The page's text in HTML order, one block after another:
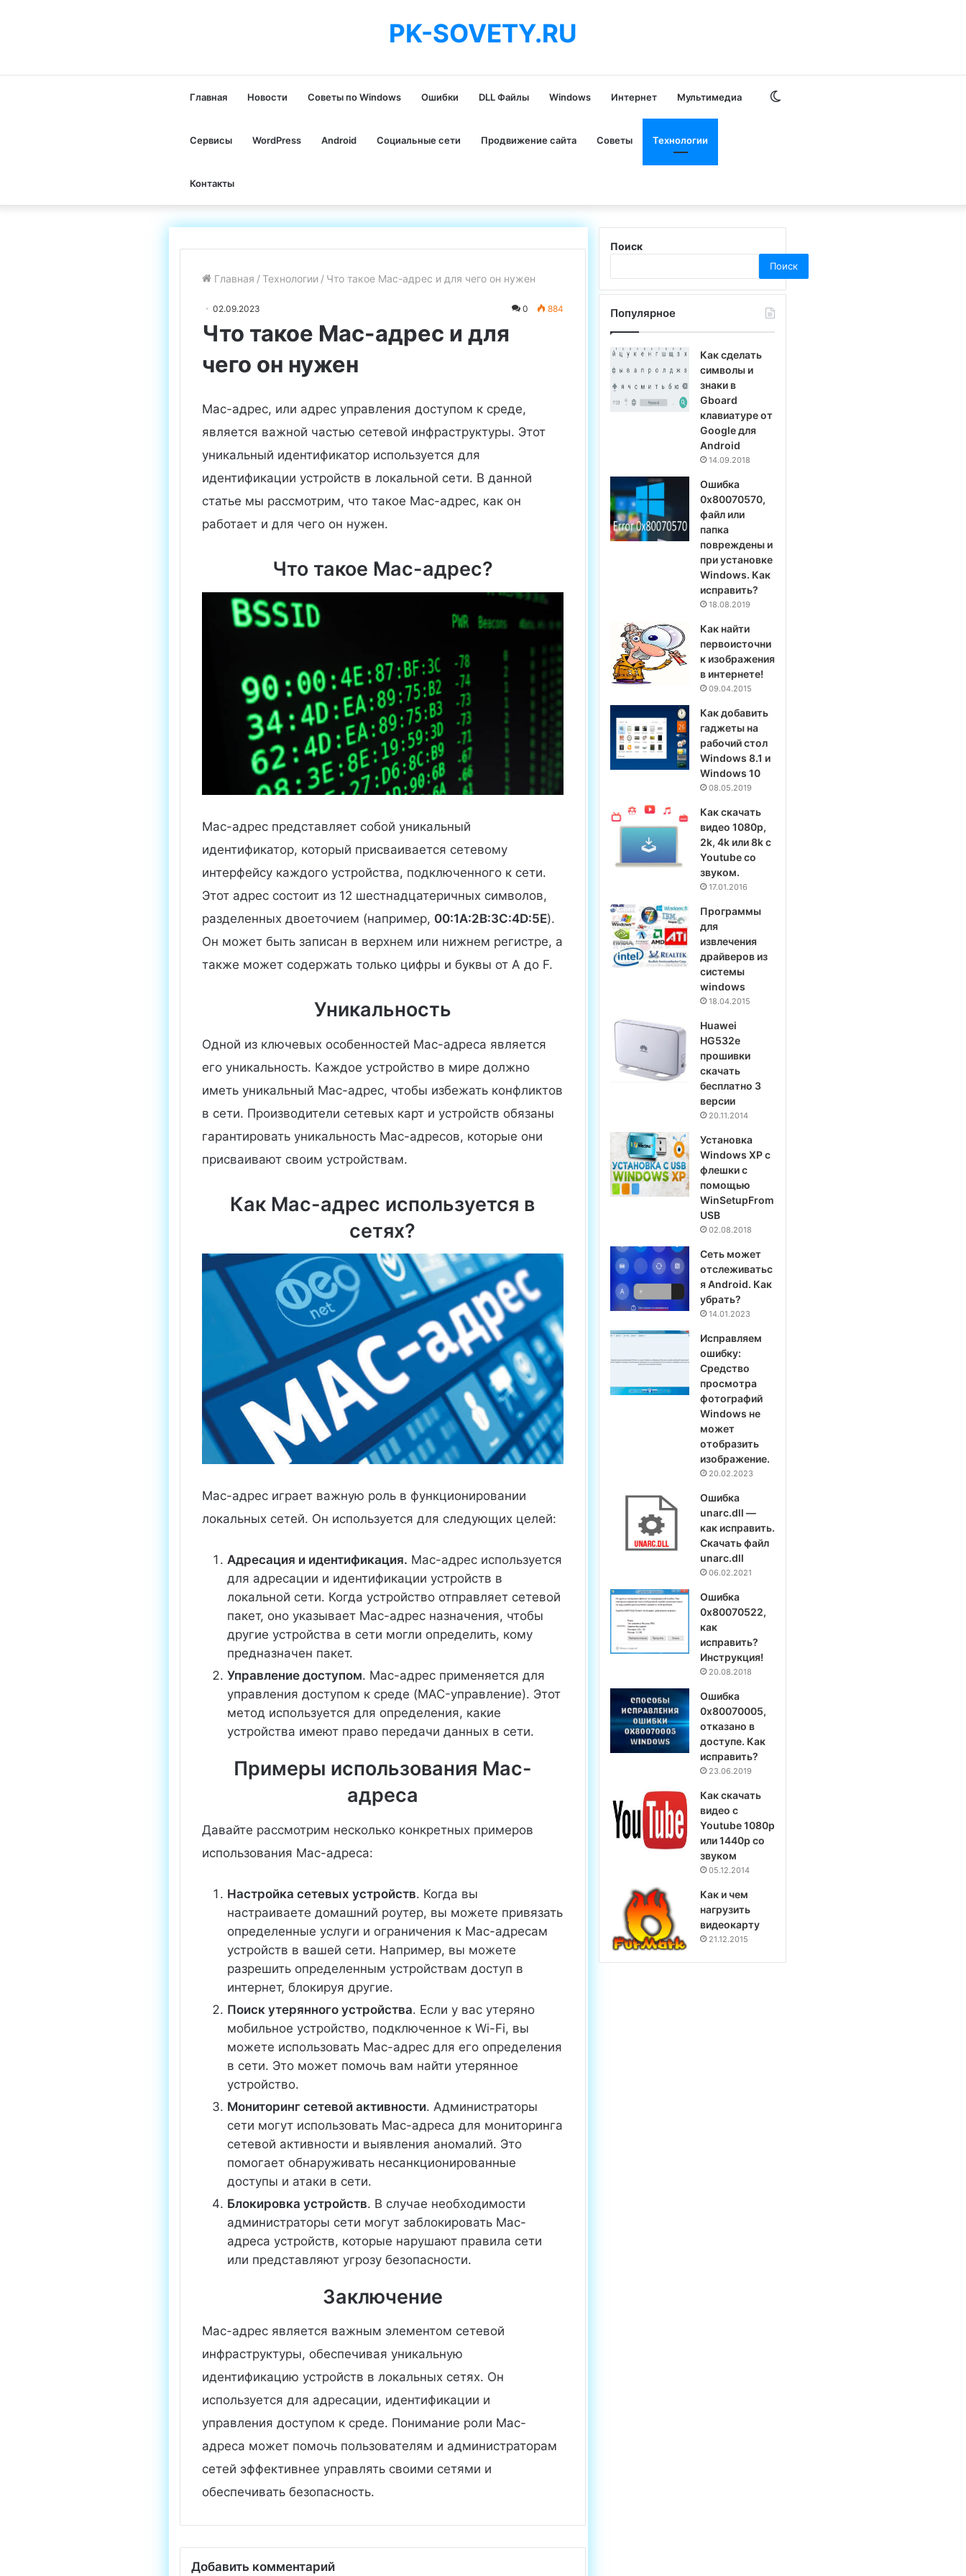
PK-SOVETY.RU
Главная Новости Советы по Windows Ошибки DLL Файлы Windows Интернет Мультимедиа
Сервисы WordPress Android Социальные сети Продвижение сайта Советы Технологии
Контакты
Switch
Главная /Технологии / Что такое Mac-адрес и для чего он нужен
02.09.2023 0 884
Что такое Mac-адрес и для
чего он нужен
Mac-адрес, или адрес управления доступом к среде,
является важной частью сетевой инфраструктуры. Этот
уникальный идентификатор используется для
идентификации устройств в локальной сети. В данной
статье мы рассмотрим, что такое Mac-адрес, как он
работает и для чего он нужен.
Что такое Mac-адрес?
Mac-адрес представляет собой уникальный
идентификатор, который присваивается сетевому
интерфейсу каждого устройства, подключенного к сети.
Этот адрес состоит из 12 шестнадцатеричных символов,
разделенных двоеточием (например, 00:1A:2B:3C:4D:5E).
Он может быть записан в верхнем или нижнем регистре, а
также может содержать только цифры и буквы от A до F.
Уникальность
Одной из ключевых особенностей Mac-адреса является
его уникальность. Каждое устройство в мире должно
иметь уникальный Mac-адрес, чтобы избежать конфликтов
в сети. Производители сетевых карт и устройств обязаны
гарантировать уникальность Mac-адресов, которые они
присваивают своим устройствам.
Как Mac-адрес используется в
сетях?
Mac-адрес играет важную роль в функционировании
локальных сетей. Он используется для следующих целей:
Адресация и идентификация. Mac-адрес используется
для адресации и идентификации устройств в
локальной сети. Когда устройство отправляет сетевой
пакет, оно указывает Mac-адрес назначения, чтобы
другие устройства в сети могли определить, кому
предназначен пакет.
Управление доступом. Mac-адрес применяется для
управления доступом к среде (MAC-управление). Этот
метод используется для определения, какие
устройства имеют право передачи данных в сети.
Примеры использования Mac-
адреса
Давайте рассмотрим несколько конкретных примеров
использования Mac-адреса:
Настройка сетевых устройств. Когда вы
настраиваете домашний роутер, вы можете привязать
определенные услуги и ограничения к Mac-адресам
устройств в вашей сети. Например, вы можете
разрешить определенным устройствам доступ в
интернет, блокируя другие.
Поиск утерянного устройства. Если у вас утеряно
мобильное устройство, подключенное к Wi-Fi, вы
можете использовать Mac-адрес для его определения
в сети. Это может помочь вам найти утерянное
устройство.
Мониторинг сетевой активности. Администраторы
сети могут использовать Mac-адреса для мониторинга
сетевой активности и выявления аномалий. Это
помогает обнаруживать несанкционированные
доступы и атаки в сети.
Блокировка устройств. В случае необходимости
администраторы сети могут заблокировать Mac-
адреса устройств, которые нарушают правила сети
или представляют угрозу безопасности.
Заключение
Mac-адрес является важным элементом сетевой
инфраструктуры, обеспечивая уникальную
идентификацию устройств в локальных сетях. Он
используется для адресации, идентификации и
управления доступом к среде. Понимание роли Mac-
адреса может помочь пользователям и администраторам
сетей эффективнее управлять своими сетями и
обеспечивать безопасность.
Добавить комментарий
Поиск
Поиск
Популярное
Как сделать
символы и
знаки в
Gboard
клавиатуре от
Google для
Android
14.09.2018
Ошибка
0x80070570,
файл или
папка
повреждены и
при установке
Windows. Как
исправить?
18.08.2019
Как найти
первоисточни
к изображения
в интернете!
09.04.2015
Как добавить
гаджеты на
рабочий стол
Windows 8.1 и
Windows 10
08.05.2019
Как скачать
видео 1080p,
2k, 4k или 8k с
Youtube со
звуком.
17.01.2016
Программы
для
извлечения
драйверов из
системы
windows
18.04.2015
Huawei
HG532e
прошивки
скачать
бесплатно 3
версии
20.11.2014
Установка
Windows XP с
флешки с
помощью
WinSetupFrom
USB
02.08.2018
Сеть может
отслеживатьс
я Android. Как
убрать?
14.01.2023
Исправляем
ошибку:
Средство
просмотра
фотографий
Windows не
может
отобразить
изображение.
20.02.2023
Ошибка
unarc.dll —
как исправить.
Скачать файл
unarc.dll
06.02.2021
Ошибка
0x80070522,
как
исправить?
Инструкция!
20.08.2018
Ошибка
0x80070005,
отказано в
доступе. Как
исправить?
23.06.2019
Как скачать
видео с
Youtube 1080p
или 1440p со
звуком
05.12.2014
Как и чем
нагрузить
видеокарту
21.12.2015